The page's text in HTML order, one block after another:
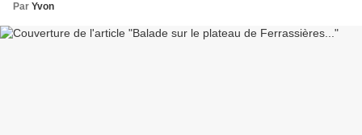
Par Yvon